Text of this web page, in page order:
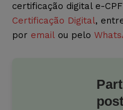
certificação digital e-
Certificação Digital,
por email ou pelo